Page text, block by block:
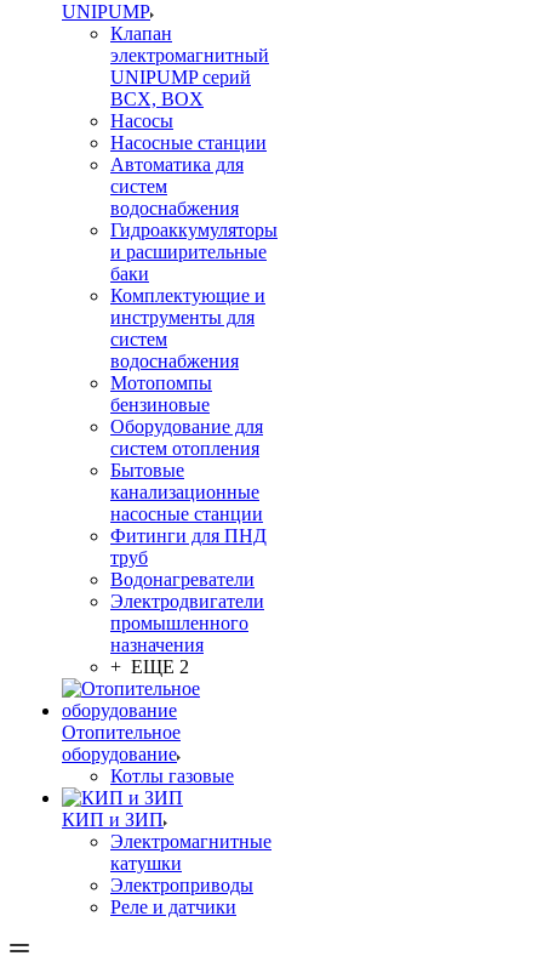
UNIPUMP
Клапан
электромагнитный
UNIPUMP серий
BCX, BOX
Насосы
Насосные станции
Автоматика для
систем
водоснабжения
Гидроаккумуляторы
и расширительные
баки
Комплектующие и
инструменты для
систем
водоснабжения
Мотопомпы
бензиновые
Оборудование для
систем отопления
Бытовые
канализационные
насосные станции
Фитинги для ПНД
труб
Водонагреватели
Электродвигатели
промышленного
назначения
+ ЕЩЕ 2
Отопительное
оборудование
Котлы газовые
КИП и ЗИП
Электромагнитные
катушки
Электроприводы
Реле и датчики